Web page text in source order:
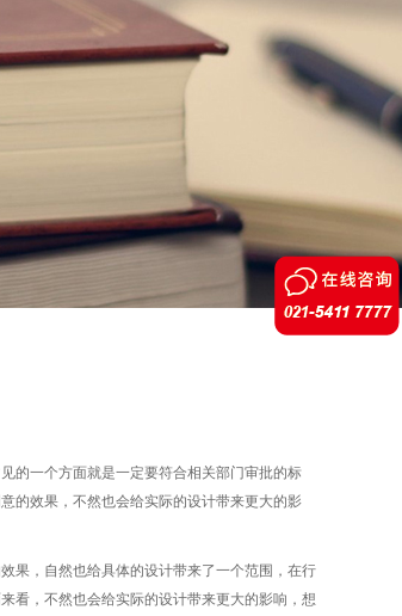
的一个方面就是一定要符合相关部门审批的标
的效果，不然也会给实际的设计带来更大的影
果，自然也给具体的设计带来了一个范围，在行
看，不然也会给实际的设计带来更大的影响，想